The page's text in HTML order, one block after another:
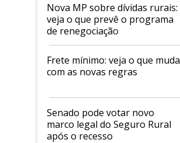
Nova MP sobre dívidas rurais:
veja o que prevê o programa
de renegociação
Frete mínimo: veja o que muda
com as novas regras
Senado pode votar novo
marco legal do Seguro Rural
após o recesso